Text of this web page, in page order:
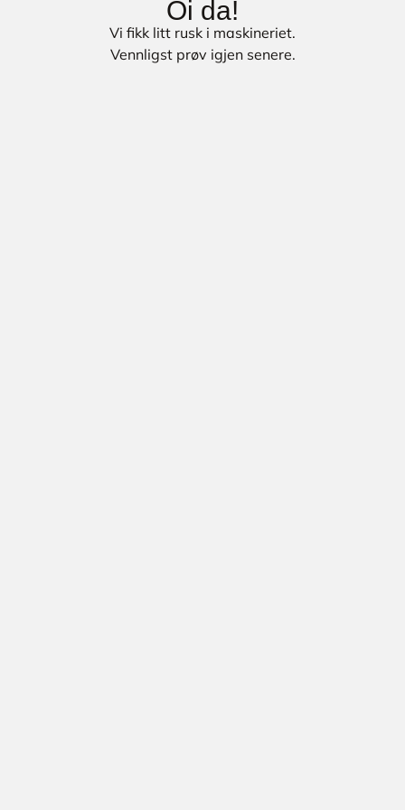
Oi da!
Vi fikk litt rusk i maskineriet.
Vennligst prøv igjen senere.